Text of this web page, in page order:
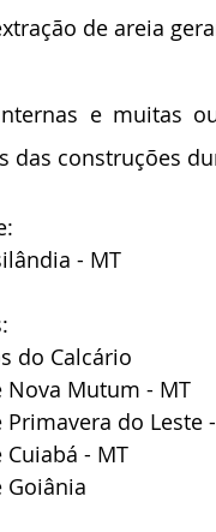
de areia
e muitas
das construções
- MT
do Calcário
Nova Mutum - MT
Primavera do Leste
- MT
Goiânia